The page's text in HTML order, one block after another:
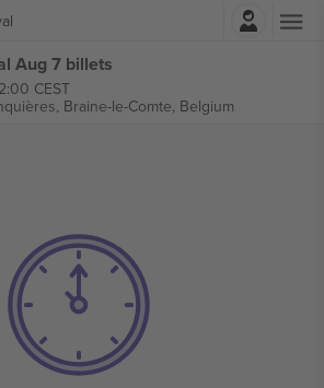
Aug 7 billets
CEST
Braine-le-Comte, Belgium